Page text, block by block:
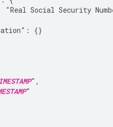
"Real Social Security
{}
",
"